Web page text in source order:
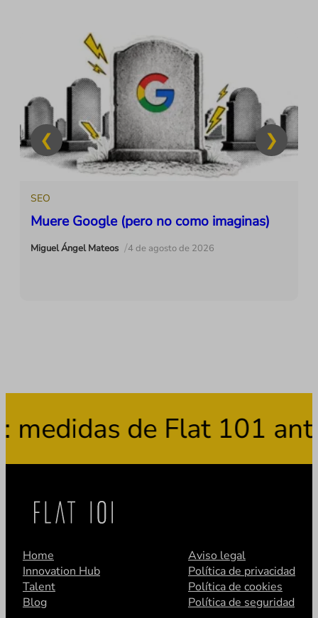
SEO
Muere Google (pero no como imaginas)
Miguel Ángel Mateos /4 de agosto de 2026
de Flat 101
Home
Innovation Hub
Talent
Blog
Aviso legal
Política de privacidad
Política de cookies
Política de seguridad